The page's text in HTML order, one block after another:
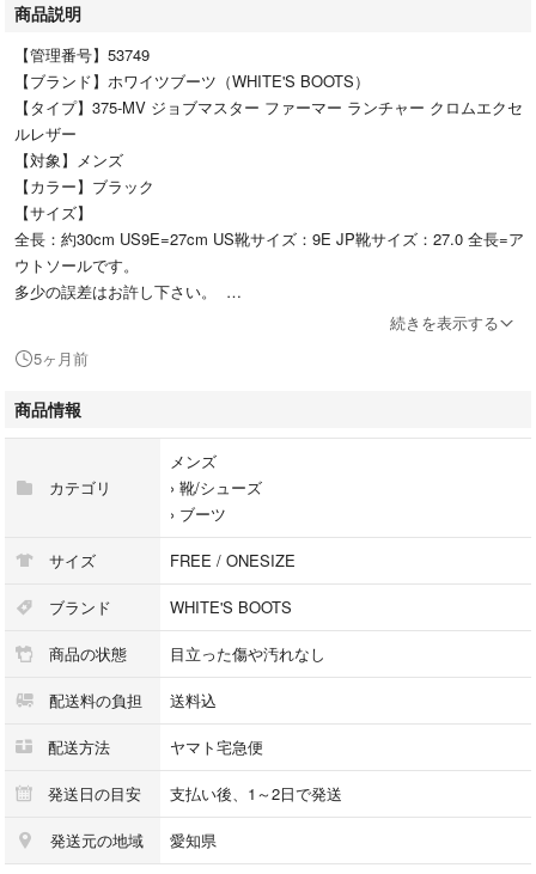
商品説明
【管理番号】53749
【ブランド】ホワイツブーツ（WHITE'S BOOTS）
【タイプ】375-MV ジョブマスター ファーマー ランチャー クロムエクセ
ルレザー
【対象】メンズ
【カラー】ブラック
【サイズ】
全長：約30cm US9E=27cm US靴サイズ：9E JP靴サイズ：27.0 全長=ア
ウトソールです。
多少の誤差はお許し下さい。
■コンディション・状態
試着程度の美品です。
こちらの商品はラクマ公式パートナーのSTONERIVERによって出品され
ています。
続きを表示する
5ヶ月前
商品情報
カテゴリ
メンズ
› 靴/シューズ
› ブーツ
サイズ FREE / ONESIZE
ブランド WHITE'S BOOTS
商品の状態 目立った傷や汚れなし
配送料の負担 送料込
配送方法 ヤマト宅急便
発送日の目安 支払い後、1～2日で発送
発送元の地域 愛知県